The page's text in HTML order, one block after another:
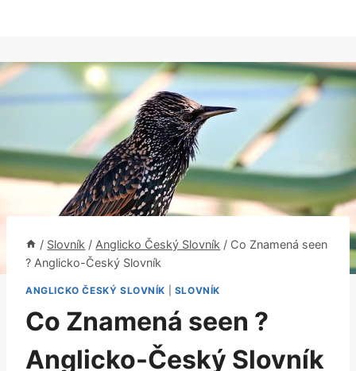
/ Slovník / Anglicko Český Slovník / Co Znamená seen
? Anglicko-Český Slovník
ANGLICKO ČESKÝ SLOVNÍK SLOVNÍK
Co Znamená seen ?
Anglicko-Český Slovník